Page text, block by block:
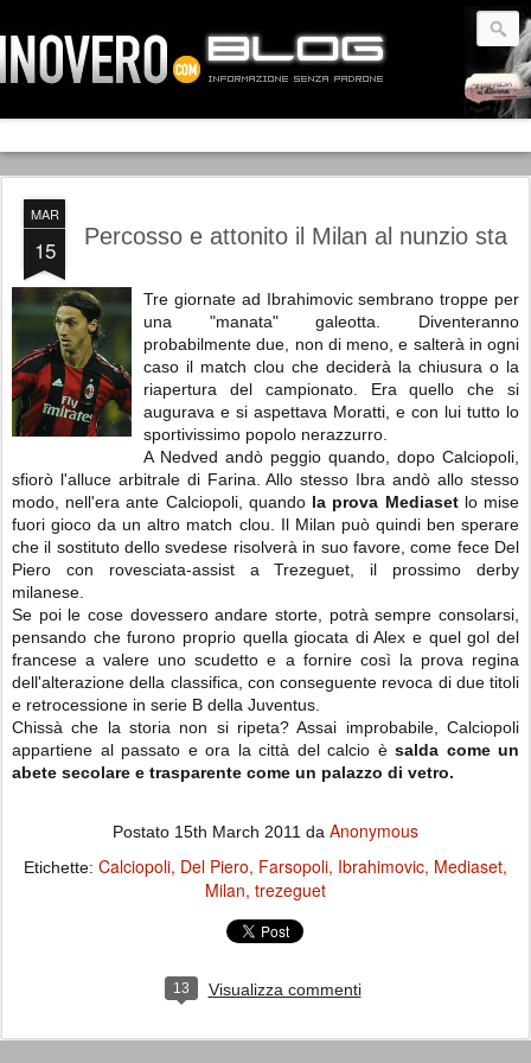
MAR
15 Percosso e attonito il Milan al nunzio sta
Tre giornate ad Ibrahimovic sembrano troppe per
una "manata" galeotta. Diventeranno
probabilmente due, non di meno, e salterà in ogni
caso il match clou che deciderà la chiusura o la
riapertura del campionato. Era quello che si
augurava e si aspettava Moratti, e con lui tutto lo
sportivissimo popolo nerazzurro.
A Nedved andò peggio quando, dopo Calciopoli,
sfiorò l'alluce arbitrale di Farina. Allo stesso Ibra andò allo stesso
modo, nell'era ante Calciopoli, quando la prova Mediasetlo mise
fuori gioco da un altro match clou. Il Milan può quindi ben sperare
che il sostituto dello svedese risolverà in suo favore, come fece Del
Piero con rovesciata-assist a Trezeguet, il prossimo derby
milanese.
Se poi le cose dovessero andare storte, potrà sempre consolarsi,
pensando che furono proprio quella giocata di Alex e quel gol del
francese a valere uno scudetto e a fornire così la prova regina
dell'alterazione della classifica, con conseguente revoca di due titoli
e retrocessione in serie B della Juventus.
Chissà che la storia non si ripeta? Assai improbabile, Calciopoli
appartiene al passato e ora la città del calcio èsalda come un
abete secolare e trasparente come un palazzo di vetro.
Postato 15th March 2011 da Anonymous
Etichette: Calciopoli Del Piero Farsopoli Ibrahimovic Mediaset
Milan trezeguet
13 Visualizza commenti